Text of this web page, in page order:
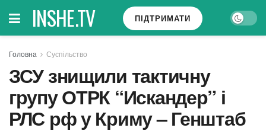
INSHE.TV ПІДТРИМАТИ
Головна Суспільство
ЗСУ знищили тактичну
групу ОТРК “Искандер” і
РЛС рф у Криму – Генштаб